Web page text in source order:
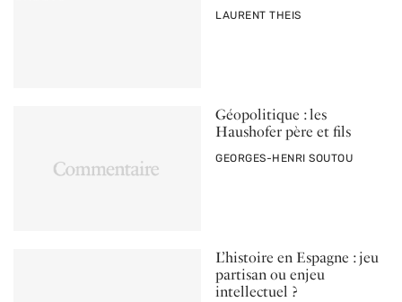
PAR
LAURENT THEIS
Géopolitique : les
Haushofer père et fils
PAR
GEORGES-HENRI SOUTOU
L’histoire en Espagne : jeu
partisan ou enjeu
intellectuel ?